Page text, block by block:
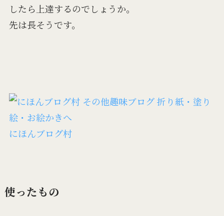
したら上達するのでしょうか。
先は長そうです。
にほんブログ村
使ったもの